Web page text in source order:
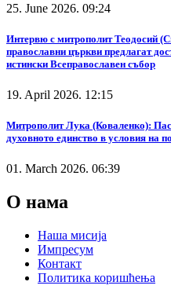
25. June 2026. 09:24
Интервю с митрополит Теодосий
православни църкви предлагат
истински Всеправославен събор
19. April 2026. 12:15
Митрополит Лука (Коваленко):
духовното единство в условия на
01. March 2026. 06:39
О нама
Наша мисија
Импресум
Контакт
Политика коришћења